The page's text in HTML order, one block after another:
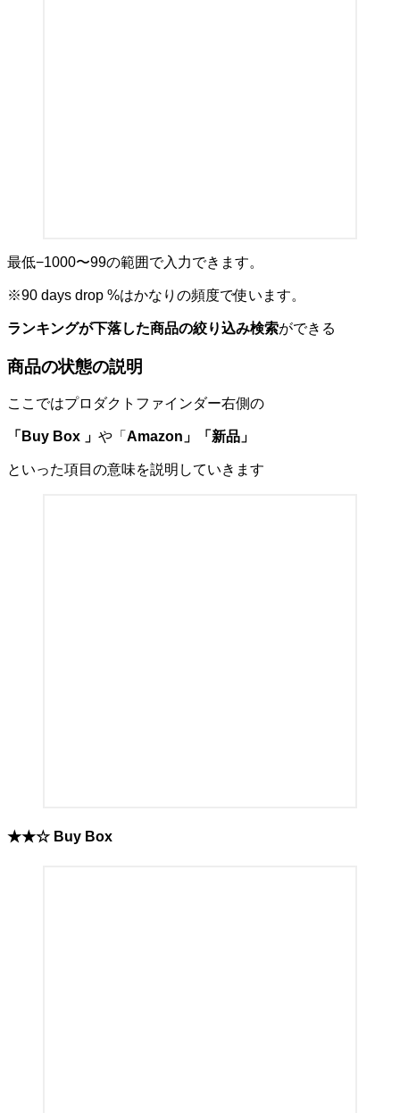
最低−1000〜99の範囲で入力できます。
※90 days drop %はかなりの頻度で使います。
ランキングが下落した商品の絞り込み検索ができる
商品の状態の説明
ここではプロダクトファインダー右側の
「Buy Box 」 や「 Amazon」「新品」
といった項目の意味を説明していきます
★★☆ Buy Box